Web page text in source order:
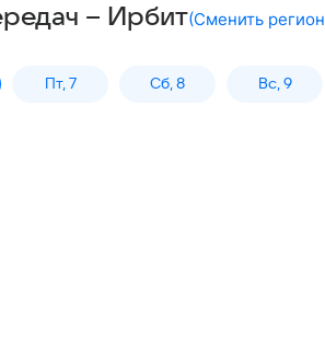
– Ирбит(Сменить регион
Пт, 7 Сб, 8 Вс, 9